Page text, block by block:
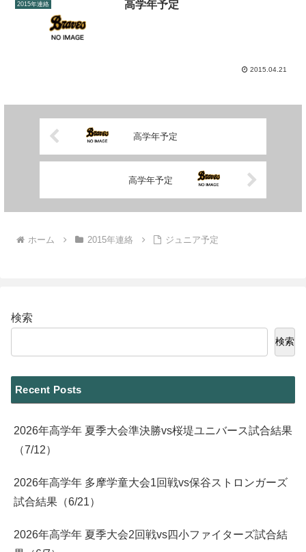
2015年連絡 高学年予定
2015.04.21
高学年予定
高学年予定
ホーム 2015年連絡 ジュニア予定
検索
検索
Recent Posts
2026年高学年 夏季大会準決勝vs桜堤ユニバース試合結果
（7/12）
2026年高学年 多摩学童大会1回戦vs保谷ストロンガーズ
試合結果（6/21）
2026年高学年 夏季大会2回戦vs四小ファイターズ試合結